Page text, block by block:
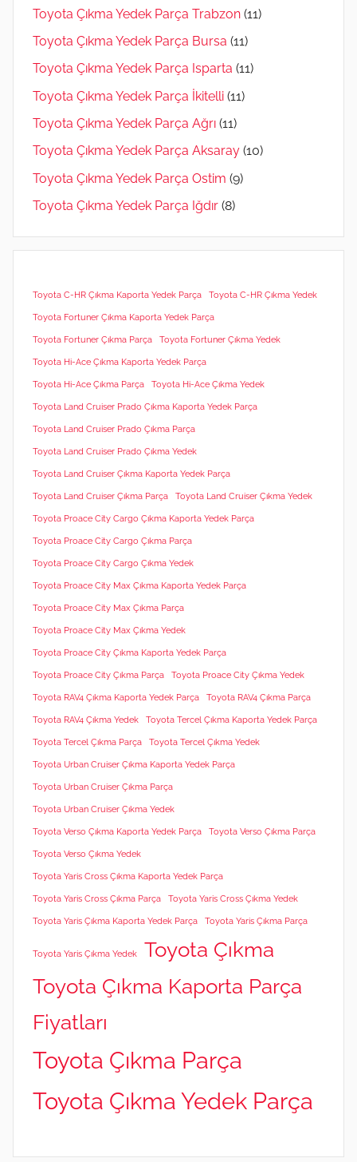
Toyota Çıkma Yedek Parça Trabzon (11)
Toyota Çıkma Yedek Parça Bursa (11)
Toyota Çıkma Yedek Parça Isparta (11)
Toyota Çıkma Yedek Parça İkitelli (11)
Toyota Çıkma Yedek Parça Ağrı (11)
Toyota Çıkma Yedek Parça Aksaray (10)
Toyota Çıkma Yedek Parça Ostim (9)
Toyota Çıkma Yedek Parça Iğdır (8)
Toyota C-HR Çıkma Kaporta Yedek Parça Toyota C-HR Çıkma Yedek
Toyota Fortuner Çıkma Kaporta Yedek Parça
Toyota Fortuner Çıkma Parça Toyota Fortuner Çıkma Yedek
Toyota Hi-Ace Çıkma Kaporta Yedek Parça
Toyota Hi-Ace Çıkma Parça Toyota Hi-Ace Çıkma Yedek
Toyota Land Cruiser Prado Çıkma Kaporta Yedek Parça
Toyota Land Cruiser Prado Çıkma Parça
Toyota Land Cruiser Prado Çıkma Yedek
Toyota Land Cruiser Çıkma Kaporta Yedek Parça
Toyota Land Cruiser Çıkma Parça Toyota Land Cruiser Çıkma Yedek
Toyota Proace City Cargo Çıkma Kaporta Yedek Parça
Toyota Proace City Cargo Çıkma Parça
Toyota Proace City Cargo Çıkma Yedek
Toyota Proace City Max Çıkma Kaporta Yedek Parça
Toyota Proace City Max Çıkma Parça
Toyota Proace City Max Çıkma Yedek
Toyota Proace City Çıkma Kaporta Yedek Parça
Toyota Proace City Çıkma Parça Toyota Proace City Çıkma Yedek
Toyota RAV4 Çıkma Kaporta Yedek Parça Toyota RAV4 Çıkma Parça
Toyota RAV4 Çıkma Yedek Toyota Tercel Çıkma Kaporta Yedek Parça
Toyota Tercel Çıkma Parça Toyota Tercel Çıkma Yedek
Toyota Urban Cruiser Çıkma Kaporta Yedek Parça
Toyota Urban Cruiser Çıkma Parça
Toyota Urban Cruiser Çıkma Yedek
Toyota Verso Çıkma Kaporta Yedek Parça Toyota Verso Çıkma Parça
Toyota Verso Çıkma Yedek
Toyota Yaris Cross Çıkma Kaporta Yedek Parça
Toyota Yaris Cross Çıkma Parça Toyota Yaris Cross Çıkma Yedek
Toyota Yaris Çıkma Kaporta Yedek Parça Toyota Yaris Çıkma Parça
Toyota Yaris Çıkma Yedek
Toyota Çıkma
Toyota Çıkma Kaporta Parça
Fiyatları
Toyota Çıkma Parça
Toyota Çıkma Yedek Parça